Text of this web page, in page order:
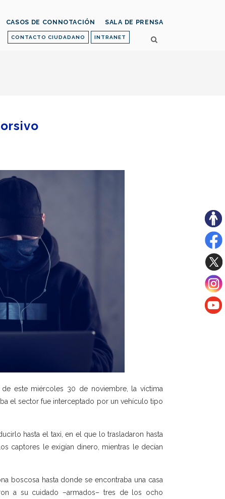
CONTACTO CIUDADANO INTRANET
CASOS DE CONNOTACIÓN SALA DE PRENSA
de este miércoles 30 de noviembre, la víctima
el sector fue interceptado por un vehículo tipo
hasta el taxi, en el que lo trasladaron hasta
captores le exigían dinero, mientras le decían
boscosa hasta donde se encontraba una casa
a su cuidado –armados– tres de los ocho